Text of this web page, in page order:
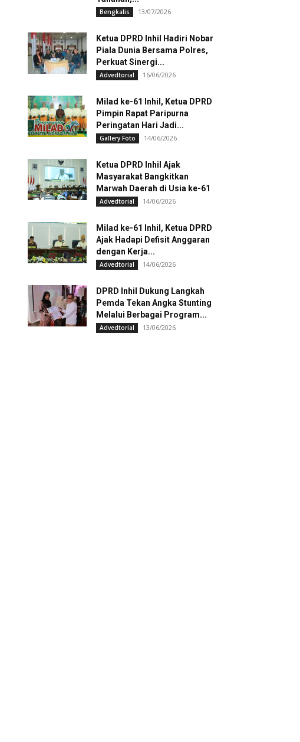
Bengkalis 13/07/2026
Ketua DPRD Inhil Hadiri Nobar
Piala Dunia Bersama Polres,
Perkuat Sinergi...
Advedtorial 16/06/2026
Milad ke-61 Inhil, Ketua DPRD
Pimpin Rapat Paripurna
Peringatan Hari Jadi...
Gallery Foto 14/06/2026
Ketua DPRD Inhil Ajak
Masyarakat Bangkitkan
Marwah Daerah di Usia ke-61
Advedtorial 14/06/2026
Milad ke-61 Inhil, Ketua DPRD
Ajak Hadapi Defisit Anggaran
dengan Kerja...
Advedtorial 14/06/2026
DPRD Inhil Dukung Langkah
Pemda Tekan Angka Stunting
Melalui Berbagai Program...
Advedtorial 13/06/2026